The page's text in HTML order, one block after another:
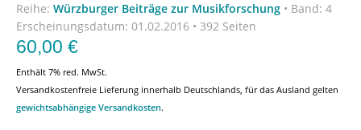
Reihe: Würzburger Beiträge zur Musikforschung • Band: 4
Erscheinungsdatum: 01.02.2016 • 392 Seiten
60,00 €
Enthält 7% red. MwSt.
Versandkostenfreie Lieferung innerhalb Deutschlands, für das Ausland gelten
gewichtsabhängige Versandkosten.